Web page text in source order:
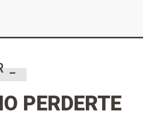
_
PERDERTE